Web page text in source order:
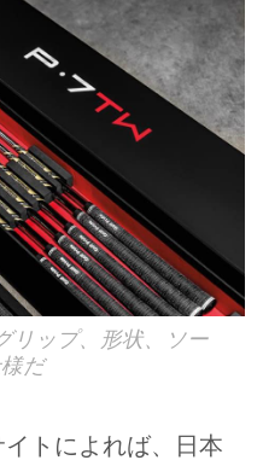
リップ、形状、ソー
だ
トによれば、日本